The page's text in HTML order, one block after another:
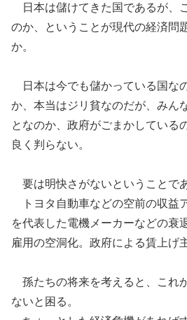
日本は儲けてき た国であるが、
のか、という ことが現代の経済問
か。
日本は今でも儲かっている国な
か
本当はジリ 貧なのだが、みん
となのか
政府がごまかしている
良く判らない。
要は明快さがないということで
トヨタ自動車などの空前の収益
を代表した電機メーカーなどの衰
雇用の空洞化。 政府による賃上げ
孫たちの将来を考えると、これ
ないと困る。